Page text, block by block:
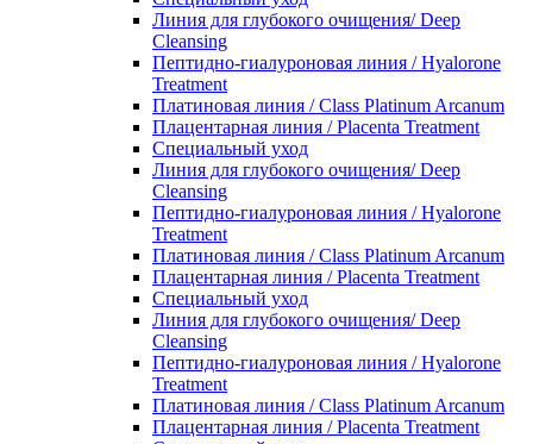
Линия для глубокого очищения/ Deep
Cleansing
Пептидно-гиалуроновая линия / Hyalorone
Treatment
Платиновая линия / Class Platinum Arcanum
Плацентарная линия / Placenta Treatment
Специальный уход
Линия для глубокого очищения/ Deep
Cleansing
Пептидно-гиалуроновая линия / Hyalorone
Treatment
Платиновая линия / Class Platinum Arcanum
Плацентарная линия / Placenta Treatment
Специальный уход
Линия для глубокого очищения/ Deep
Cleansing
Пептидно-гиалуроновая линия / Hyalorone
Treatment
Платиновая линия / Class Platinum Arcanum
Плацентарная линия / Placenta Treatment